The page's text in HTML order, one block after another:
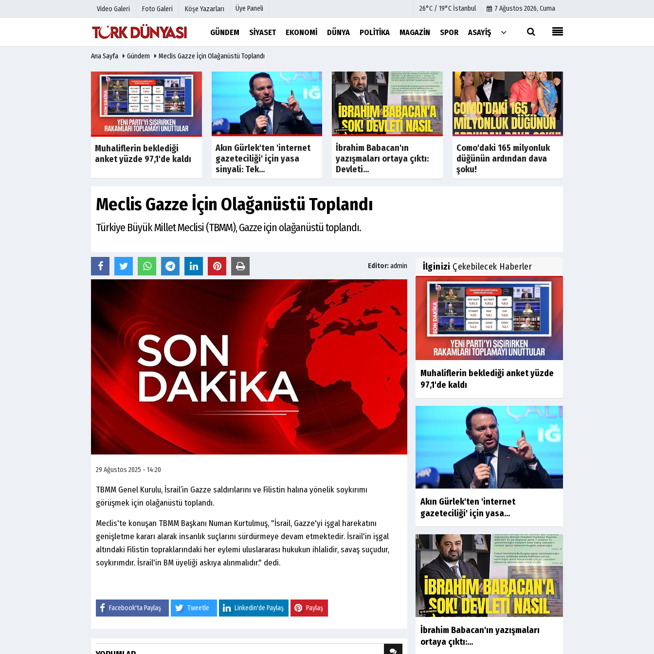
Video Galeri Foto Galeri Köşe Yazarları Üye Paneli 26°C / 19°C İstanbul 7 Ağustos 2026, Cuma
GÜNDEM SIYASET EKONOMI DÜNYA POLITIKA MAGAZIN SPOR ASAYIŞ
Hava Durumu
Gazete Manşetleri
Anketler
Biyografiler
Video Galeri
Foto Galeri
Etkinlikler
İletişim
Çerez Politikası
Gizlilik İlkeleri
Ana Sayfa Gündem Meclis Gazze İçin Olağanüstü Toplandı
Son Dakika
Muhaliflerin beklediği
anket yüzde 97,1'de kaldı
Akın Gürlek'ten 'internet
gazeteciliği' için yasa
sinyali: Tek...
Son Dakika
İbrahim Babacan'ın
yazışmaları ortaya çıktı:
Devleti...
Son Dakika
Como'daki 165 milyonluk
düğünün ardından dava
şoku!
Meclis Gazze İçin Olağanüstü Toplandı
Türkiye Büyük Millet Meclisi (TBMM), Gazze için olağanüstü toplandı.
Editor:admin
29 Ağustos 2025 - 14:20
TBMM Genel Kurulu, İsrail’in Gazze saldırılarını ve Filistin halına yönelik soykırımı
görüşmek için olağanüstü toplandı.
Meclis'te konuşan TBMM Başkanı Numan Kurtulmuş, "İsrail, Gazze'yi işgal harekatını
genişletme kararı alarak insanlık suçlarını sürdürmeye devam etmektedir. İsrail'in işgal
altındaki Filistin topraklarındaki her eylemi uluslararası hukukun ihlalidir, savaş suçudur,
soykırımdır. İsrail'in BM üyeliği askıya alınmalıdır." dedi.
Facebook'ta Paylaş Tweetle Linkedin'de Paylaş Paylaş
İlginizi Çekebilecek Haberler
Muhaliflerin beklediği anket yüzde
97,1'de kaldı
Akın Gürlek'ten 'internet
gazeteciliği' için yasa...
İbrahim Babacan'ın yazışmaları
ortaya çıktı:...